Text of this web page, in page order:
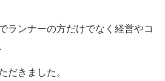
ランナーの方だけでなく経営やコ
だきました。